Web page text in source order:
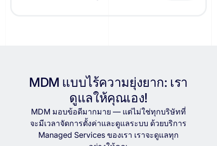
MDM แบบไร้ความยุ่งยาก: เรา
ดูแลให้คุณเอง!
MDM มอบข้อดีมากมาย — แต่ไม่ใช่ทุกบริษัทที่
จะมีเวลาจัดการตั้งค่าและดูแลระบบ ด้วยบริการ
Managed Services ของเรา เราจะดูแลทุก